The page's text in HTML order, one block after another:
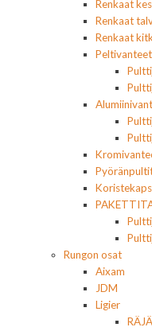
Renkaat
Renkaat
Renkaat
Peltivanteet
Rungon osat
Aixam
JDM
Ligier